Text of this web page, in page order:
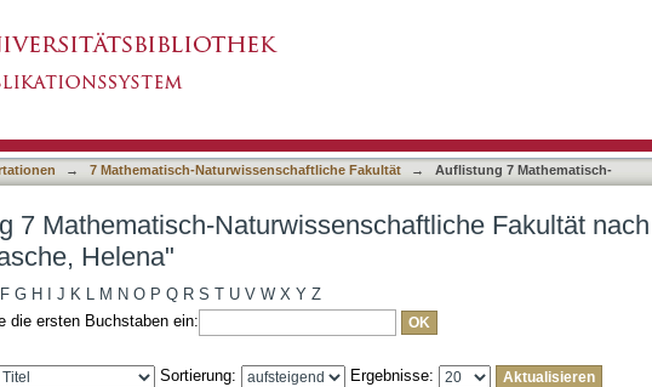
→ 7 Mathematisch-Naturwissenschaftliche Fakultät →
Auflistung 7 Mathematisch-
7 Mathematisch-Naturwissenschaftliche Fakultät nach
Helena"
F G H J K L M N O P Q R S T U V W X Y Z
die ersten Buchstaben ein:
Sortierung: Ergebnisse: